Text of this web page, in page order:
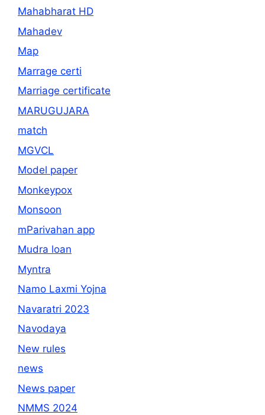
Mahabharat HD
Mahadev
Map
Marrage certi
Marriage certificate
MARUGUJARA
match
MGVCL
Model paper
Monkeypox
Monsoon
mParivahan app
Mudra loan
Myntra
Namo Laxmi Yojna
Navaratri 2023
Navodaya
New rules
news
News paper
NMMS 2024